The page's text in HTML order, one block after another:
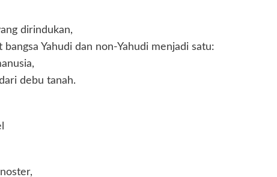
dirindukan,
Yahudi dan non-Yahudi menjadi satu:
debu tanah.